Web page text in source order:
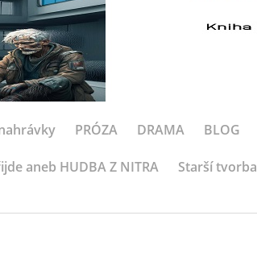
PRÓZA DRAMA BLOG
aneb HUDBA Z NITRA Starší tvorba